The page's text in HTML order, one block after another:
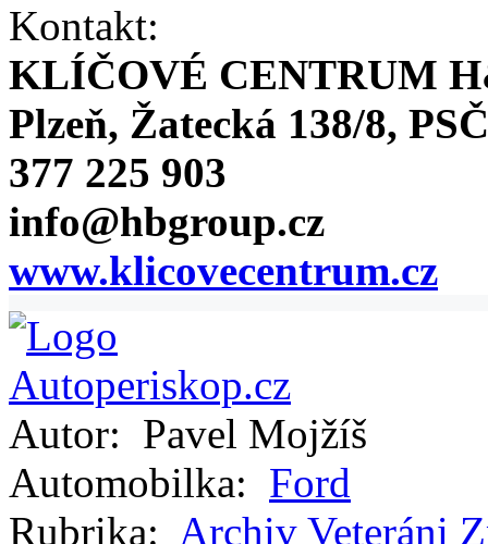
Kontakt:
KLÍČOVÉ CENTRUM
Plzeň, Žatecká 138/8,
377 225 903
info@hbgroup.cz
www.klicovecentrum.cz
Autor: Pavel Mojžíš
Automobilka: Ford
Rubrika: Archiv Veteráni